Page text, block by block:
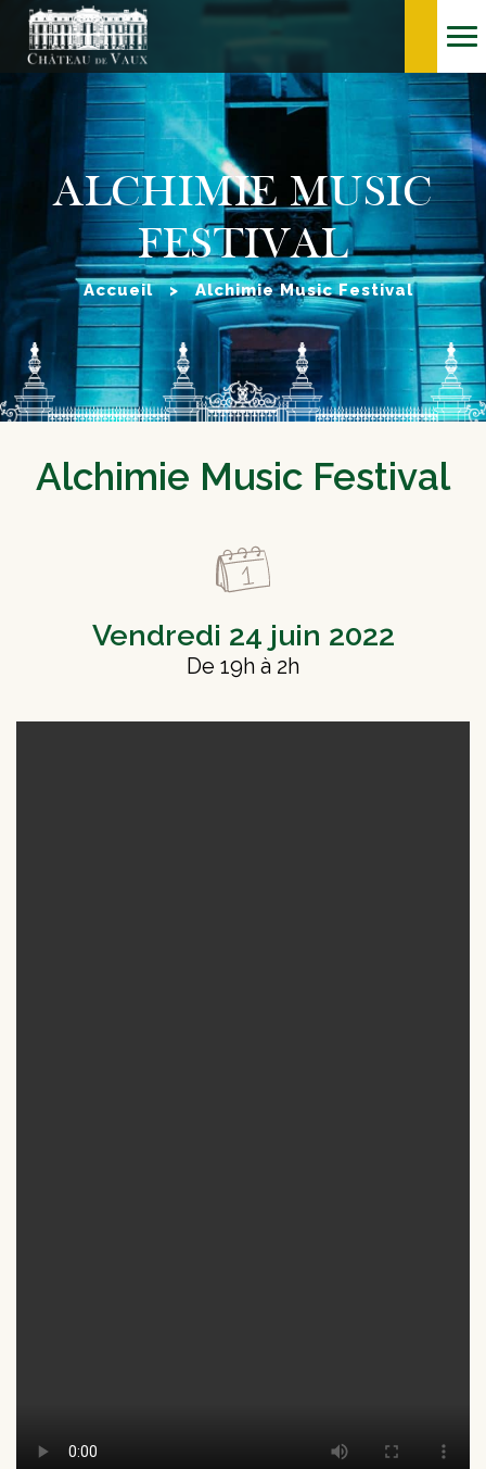
ALCHIMIE MUSIC
FESTIVAL
Accueil > Alchimie Music Festival
Alchimie Music Festival
Vendredi 24 juin 2022
De 19h à 2h